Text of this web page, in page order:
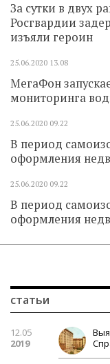
За сутки в двух
Росгвардии
изъяли героин
25.06.2020 13.08
МегаФон
мониторинга
25.06.2020 09.22
В период
оформления
25.06.2020 09.22
В период
оформления
статьи
12.05
2019